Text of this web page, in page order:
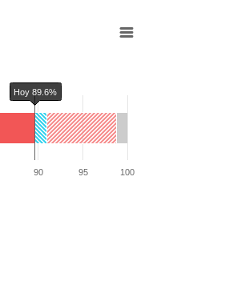
Hoy 89.6%
90 95 100